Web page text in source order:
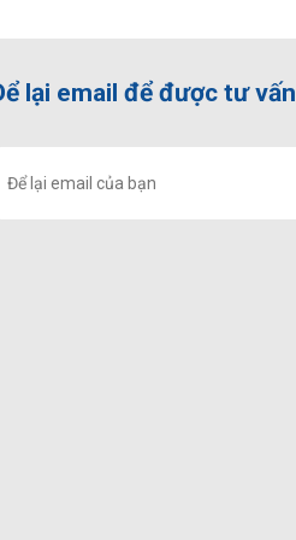
lại email để được tư vấn